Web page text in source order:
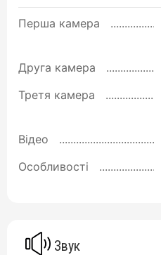
Перша камера
Друга камера
Третя камера
Відео
Особливості
Звук